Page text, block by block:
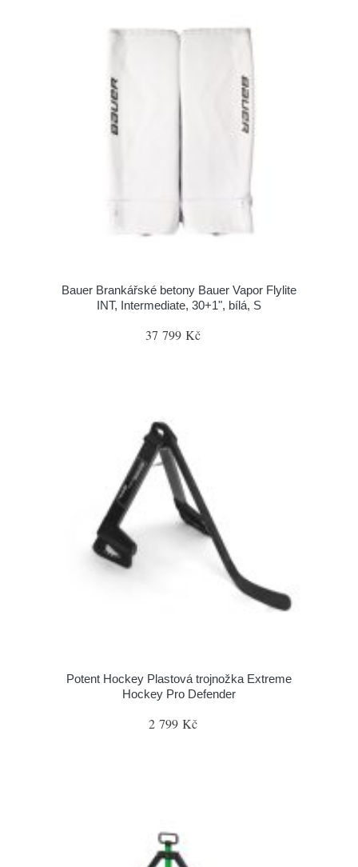
Bauer Brankářské betony Bauer Vapor Flylite
INT, Intermediate, 30+1", bílá, S
37 799 Kč
Potent Hockey Plastová trojnožka Extreme
Hockey Pro Defender
2 799 Kč